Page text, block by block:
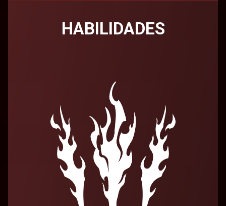
HABILIDADES